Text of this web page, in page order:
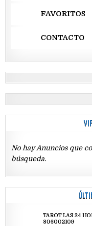
FAVORITOS
CONTACTO
No hay Anuncios que
búsqueda.
TAROT LAS 24
806002109